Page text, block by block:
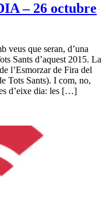
– 26 octubre
veus que seran, d’una
Sants d’aquest 2015. La
l’Esmorzar de Fira del
Tots Sants). I com, no,
d’eixe dia: les […]